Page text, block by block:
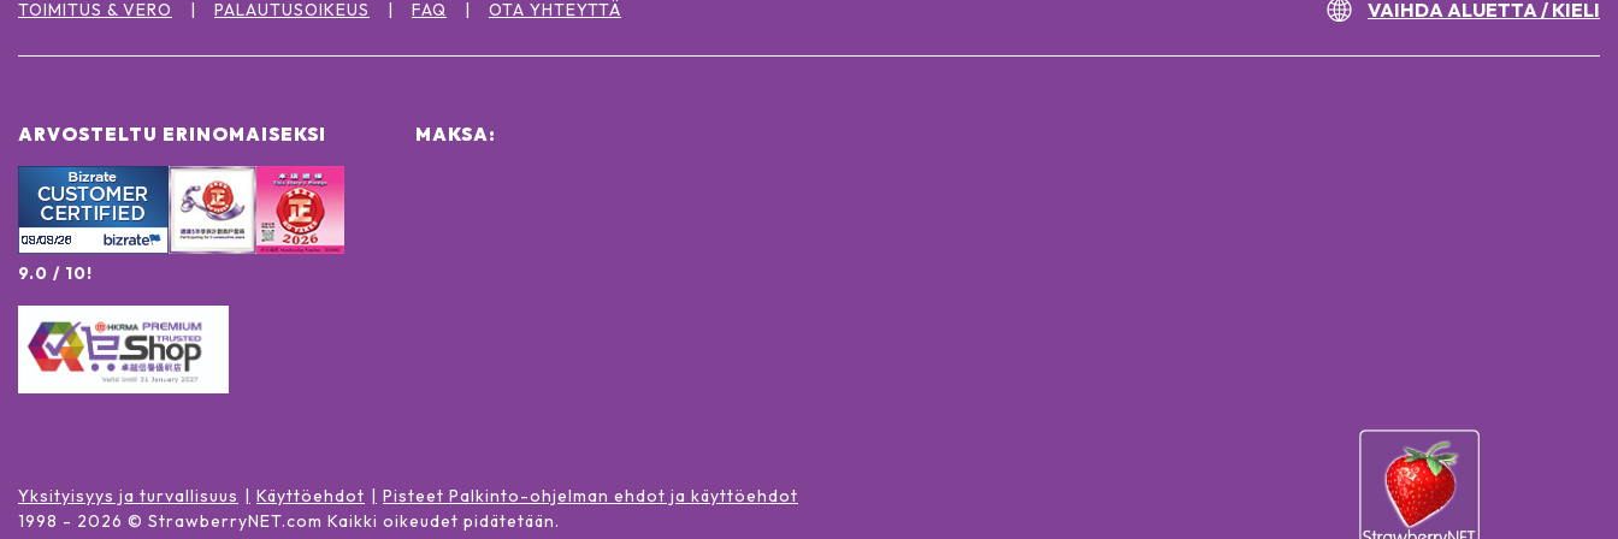
TOIMITUS & VERO PALAUTUSOIKEUS FAQ OTA YHTEYTTÄ VAIHDA ALUETTA / KIELI
ARVOSTELTU ERINOMAISEKSI
9.0 / 10!
MAKSA:
Yksityisyys ja turvallisuus Käyttöehdot
Pisteet Palkinto-ohjelman ehdot ja käyttöehdot
1998 - 2026 © StrawberryNET.com Kaikki oikeudet pidätetään.